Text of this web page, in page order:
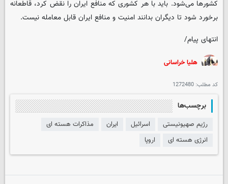
کشورها می‌شود. باید با هر کشوری که منافع ایران را نقض کرد، قاطعانه
برخورد شود تا دیگران بدانند امنیت و منافع ایران قابل معامله نیست.
انتهای پیام/
هلیا خراسانی
کد مطلب: 1272480
برچسب‌ها
رژیم صهیونیستی اسرائیل ایران
مذاکرات هسته ای
انرژی هسته ای
اروپا